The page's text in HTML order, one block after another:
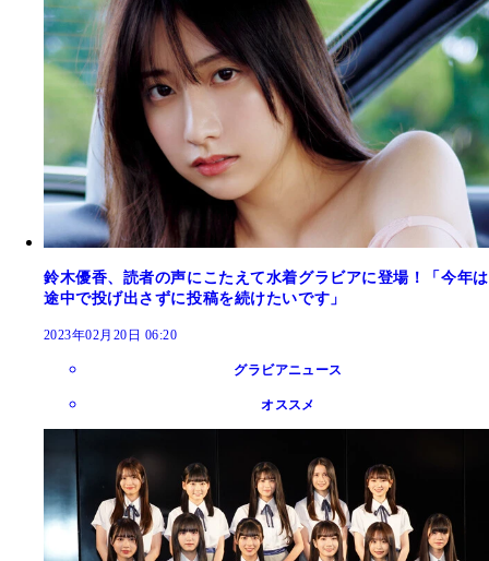
鈴木優香、読者の声にこたえて水着グラビアに登場！「今年は
途中で投げ出さずに投稿を続けたいです」
2023年02月20日 06:20
グラビアニュース
オススメ